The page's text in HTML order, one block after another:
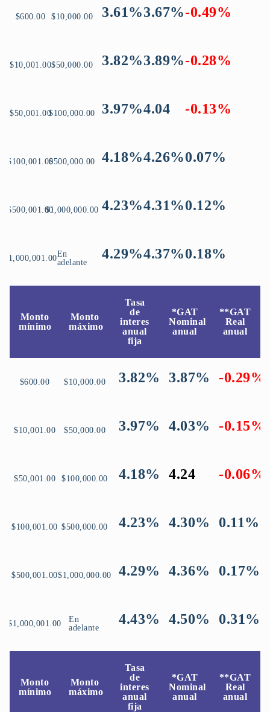
$600.00 $10,000.00 3.61%3.67%-0.49%
$10,001.00$50,000.00 3.82%3.89%-0.28%
$50,001.00$100,000.00 3.97%4.04 -0.13%
$100,001.00$500,000.00 4.18%4.26%0.07%
$500,001.00$1,000,000.00 4.23%4.31%0.12%
$1,000,001.00En
adelante
4.29%4.37%0.18%
Monto
mínimo
Monto
máximo
Tasa
de
interes
anual
fija
*GAT
Nominal
anual
**GAT
Real
anual
$600.00 $10,000.00 3.82% 3.87% -0.29%
$10,001.00 $50,000.00 3.97% 4.03% -0.15%
$50,001.00 $100,000.00 4.18% 4.24 -0.06%
$100,001.00 $500,000.00 4.23% 4.30% 0.11%
$500,001.00$1,000,000.00 4.29% 4.36% 0.17%
$1,000,001.00
En
adelante
4.43% 4.50% 0.31%
Monto
mínimo
Monto
máximo
Tasa
de
interes
anual
fija
*GAT
Nominal
anual
**GAT
Real
anual